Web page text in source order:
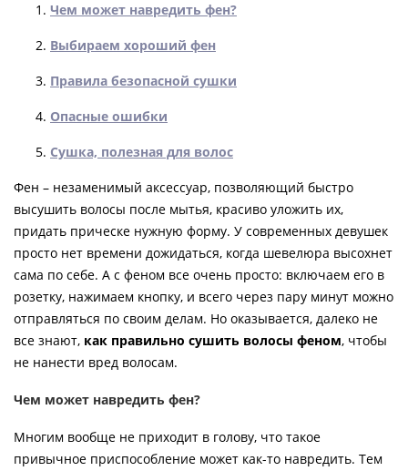
Чем может навредить фен?
Выбираем хороший фен
Правила безопасной сушки
Опасные ошибки
Сушка, полезная для волос
Фен – незаменимый аксессуар, позволяющий быстро
высушить волосы после мытья, красиво уложить их,
придать прическе нужную форму. У современных девушек
просто нет времени дожидаться, когда шевелюра высохнет
сама по себе. А с феном все очень просто: включаем его в
розетку, нажимаем кнопку, и всего через пару минут можно
отправляться по своим делам. Но оказывается, далеко не
все знают, как правильно сушить волосы феном, чтобы
не нанести вред волосам.
Чем может навредить фен?
Многим вообще не приходит в голову, что такое
привычное приспособление может как-то навредить. Тем